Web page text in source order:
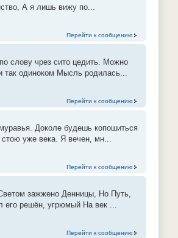
А я лишь вижу по...
Перейти к сообщению
слову чрез сито цедить. Можно
так одиноком Мысль родилась...
Перейти к сообщению
Доколе будешь копошиться
стою уже века. Я вечен, мн...
Перейти к сообщению
зажжено Денницы, Но Путь,
его решён, угрюмый На век ...
Перейти к сообщению